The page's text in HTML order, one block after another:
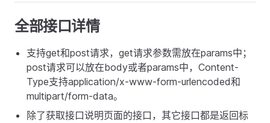
全部接口详情
支持get和post请求，get请求参数需放在params中；
post请求可以放在body或者params中，Content-
Type支持application/x-www-form-urlencoded和
multipart/form-data。
除了获取接口说明页面的接口，其它接口都是返回标